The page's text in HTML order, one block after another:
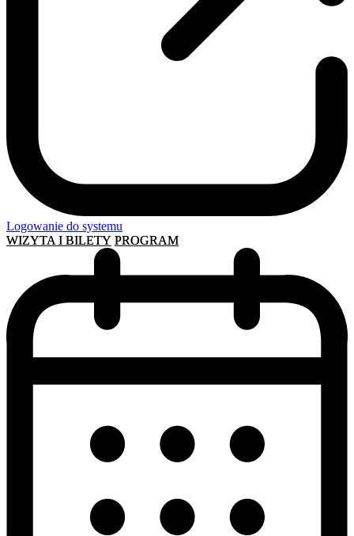
Logowanie do systemu
WIZYTA I BILETY PROGRAM